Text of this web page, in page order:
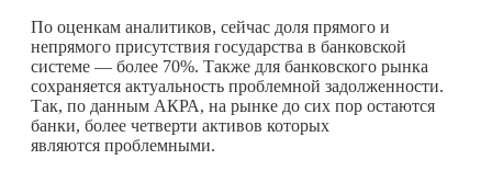
По оценкам аналитиков, сейчас доля прямого и
непрямого присутствия государства в банковской
системе — более 70%. Также для банковского рынка
сохраняется актуальность проблемной задолженности.
Так, по данным АКРА, на рынке до сих пор остаются
банки, более четверти активов которых
являются проблемными.